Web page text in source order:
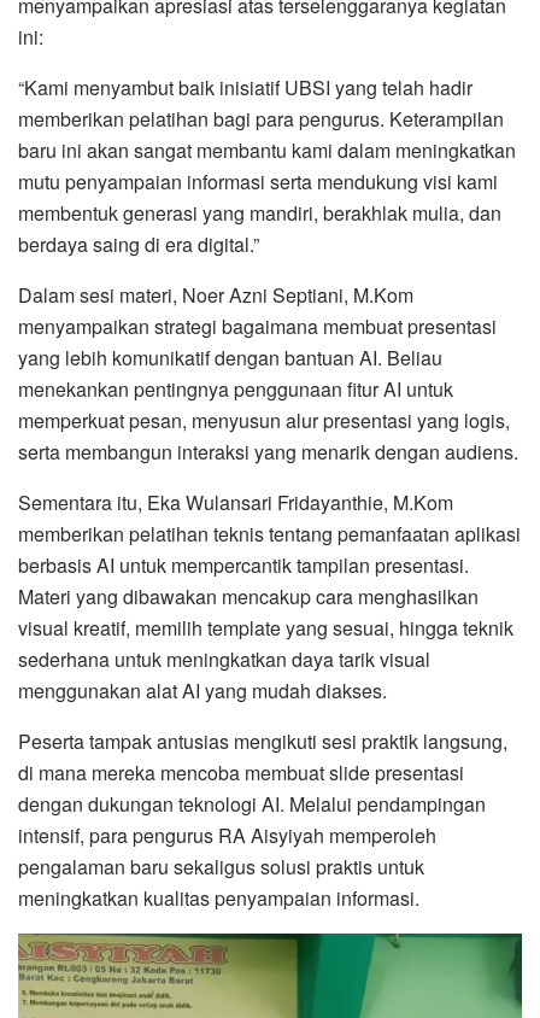
ini:
“Kami menyambut baik inisiatif UBSI yang telah hadir
memberikan pelatihan bagi para pengurus. Keterampilan
baru ini akan sangat membantu kami dalam meningkatkan
mutu penyampaian informasi serta mendukung visi kami
membentuk generasi yang mandiri, berakhlak mulia, dan
berdaya saing di era digital.”
Dalam sesi materi, Noer Azni Septiani, M.Kom
menyampaikan strategi bagaimana membuat presentasi
yang lebih komunikatif dengan bantuan AI. Beliau
menekankan pentingnya penggunaan fitur AI untuk
memperkuat pesan, menyusun alur presentasi yang logis,
serta membangun interaksi yang menarik dengan audiens.
Sementara itu, Eka Wulansari Fridayanthie, M.Kom
memberikan pelatihan teknis tentang pemanfaatan aplikasi
berbasis AI untuk mempercantik tampilan presentasi.
Materi yang dibawakan mencakup cara menghasilkan
visual kreatif, memilih template yang sesuai, hingga teknik
sederhana untuk meningkatkan daya tarik visual
menggunakan alat AI yang mudah diakses.
Peserta tampak antusias mengikuti sesi praktik langsung,
di mana mereka mencoba membuat slide presentasi
dengan dukungan teknologi AI. Melalui pendampingan
intensif, para pengurus RA Aisyiyah memperoleh
pengalaman baru sekaligus solusi praktis untuk
meningkatkan kualitas penyampaian informasi.